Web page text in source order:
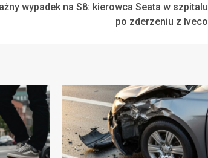
wypadek na S8: kierowca Seata w szpitalu
po zderzeniu z Iveco